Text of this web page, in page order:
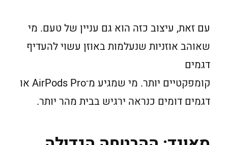
עם זאת, עיצוב כזה הוא גם עניין של טעם. מי
שאוהב אוזניות שנעלמות באוזן עשוי להעדיף
דגמים
קומפקטיים יותר. מי שמגיע מ־AirPods Pro או
דגמים דומים כנראה ירגיש בבית מהר יותר.